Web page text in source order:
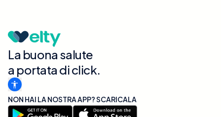
La buona salute
a portata di click.
NON HAI LA NOSTRA APP? SCARICALA